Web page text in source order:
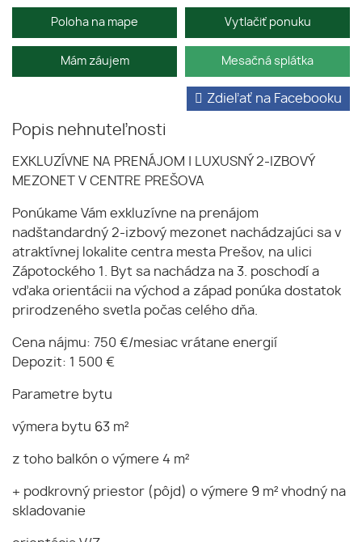
Poloha na mape Vytlačiť ponuku
Mám záujem Mesačná splátka
Popis nehnuteľnosti
Zdieľať na Facebooku
EXKLUZÍVNE NA PRENÁJOM | LUXUSNÝ 2-IZBOVÝ
MEZONET V CENTRE PREŠOVA
Ponúkame Vám exkluzívne na prenájom
nadštandardný 2-izbový mezonet nachádzajúci sa v
atraktívnej lokalite centra mesta Prešov, na ulici
Zápotockého 1. Byt sa nachádza na 3. poschodí a
vďaka orientácii na východ a západ ponúka dostatok
prirodzeného svetla počas celého dňa.
Cena nájmu: 750 €/mesiac vrátane energií
Depozit: 1 500 €
Parametre bytu
výmera bytu 63 m²
z toho balkón o výmere 4 m²
+ podkrovný priestor (pôjd) o výmere 9 m² vhodný na
skladovanie